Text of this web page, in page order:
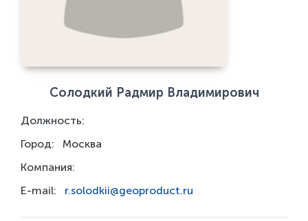
Солодкий Радмир Владимирович
Должность:
Город:
Москва
Компания:
E-mail:
r.solodkii@geoproduct.ru